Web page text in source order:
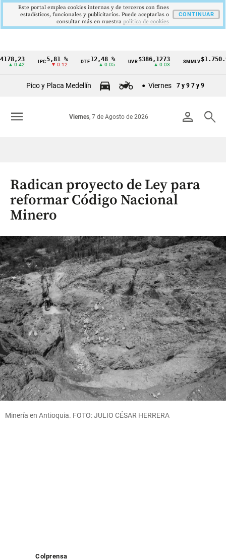
Cintillo
Colombia
IPC 5,81 %
▼ 0.12
DTF 12,48 %
▲ 0.05
UVR $386,1273
▲ 0.03
SMMLV$1.750.905
Pico y Placa Medellín Viernes 7 y 9 7 y 9
person search
Viernes, 7 de Agosto de 2026
menu
Radican proyecto de Ley para
reformar Código Nacional
Minero
Minería en Antioquia. FOTO: JULIO CÉSAR HERRERA
Colprensa
Este portal emplea cookies internas y de terceros con fines
estadísticos, funcionales y publicitarios. Puede aceptarlas o
consultar más en nuestra politica de cookies
CONTINUAR